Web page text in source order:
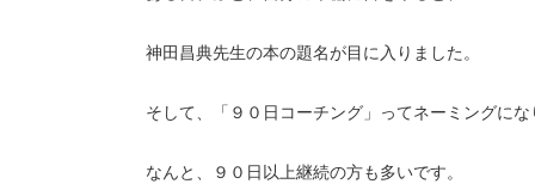
神田昌典先生の本の題名が目に入りました。
そして、「９０日コーチング」ってネーミングにな
なんと、９０日以上継続の方も多いです。